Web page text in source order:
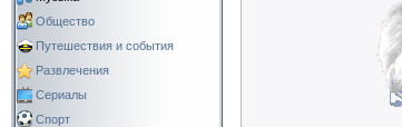
Общество
Путешествия и события
Развлечения
Сериалы
Спорт